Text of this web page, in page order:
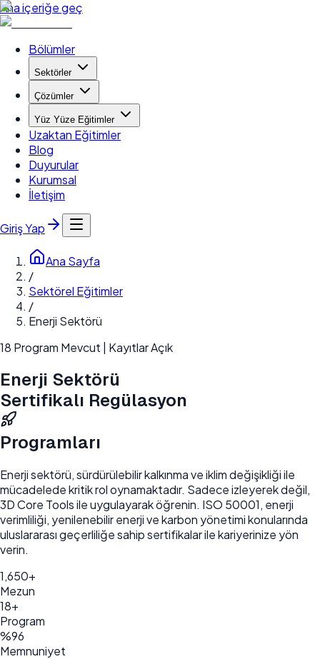
Ana içeriğe geç
Bölümler
Sektörler
Çözümler
Yüz Yüze Eğitimler
Uzaktan Eğitimler
Blog
Duyurular
Kurumsal
İletişim
Giriş Yap
Ana Sayfa
/
Sektörel Eğitimler
/
Enerji Sektörü
18 Program Mevcut | Kayıtlar Açık
Enerji Sektörü
Sertifikalı Regülasyon
Programları
Enerji sektörü, sürdürülebilir kalkınma ve iklim değişikliği ile
mücadelede kritik rol oynamaktadır. Sadece izleyerek değil,
3D Core Tools ile uygulayarak öğrenin. ISO 50001, enerji
verimliliği, yenilenebilir enerji ve karbon yönetimikonularında
uluslararası geçerliliğe sahip sertifikalar ile kariyerinize yön
verin.
1,650+
Mezun
18+
Program
%96
Memnuniyet